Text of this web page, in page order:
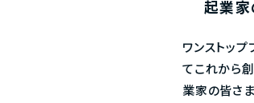
起業
ワンストップ
てこれから
業家の皆さ